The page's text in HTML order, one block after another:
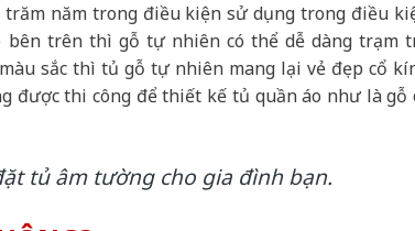
năm trong điều kiện sử dụng trong điều
trên thì gỗ tự nhiên có thể dễ dàng trạm
sắc thì tủ gỗ tự nhiên mang lại vẻ đẹp cổ
thi công để thiết kế tủ quần áo như là gỗ
tủ âm tường cho gia đình bạn.